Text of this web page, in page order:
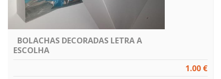
BOLACHAS DECORADAS LETRA A
ESCOLHA
1.00 €